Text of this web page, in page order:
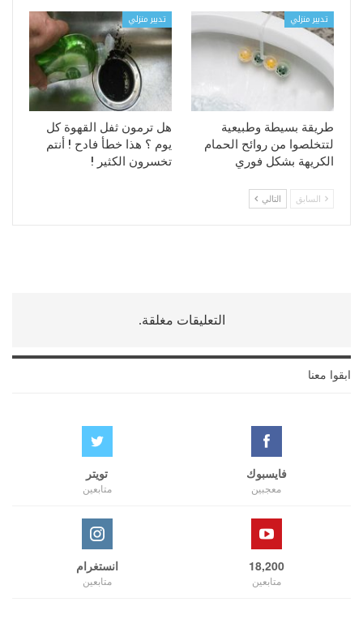
تدبير منزلي
طريقة بسيطة وطبيعية
لتتخلصوا من روائح الحمام
الكريهة بشكل فوري
تدبير منزلي
هل ترمون ثفل القهوة كل
يوم ؟ هذا خطأ فادح ! أنتم
تخسرون الكثير !
السابق التالي
التعليقات مغلقة.
ابقوا معنا
فايسبوك
معجبين
تويتر
متابعين
18,200
متابعين
انستغرام
متابعين